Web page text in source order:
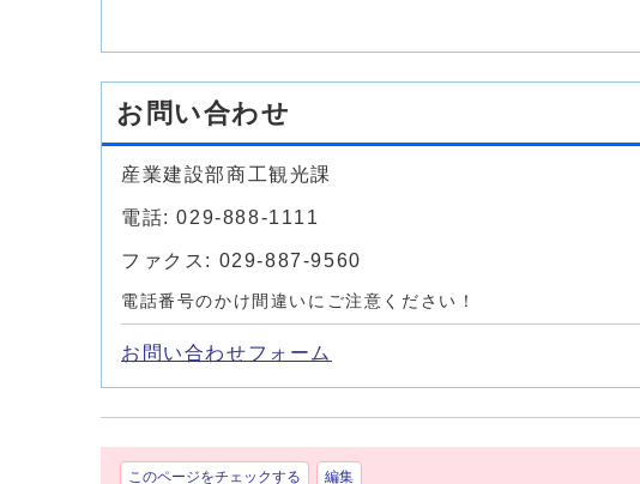
お問い合わせ
産業建設部商工観光課
電話: 029-888-1111
ファクス: 029-887-9560
電話番号のかけ間違いにご注意ください！
お問い合わせフォーム
このページをチェックする 編集